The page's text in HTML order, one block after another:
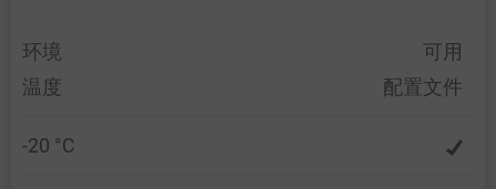
环境
温度
可用
配置文件
-20 °C